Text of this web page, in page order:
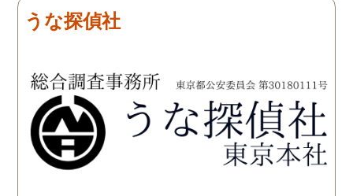
言えないですが、それでも
少しでも低く抑えるアドバ
た。 調査も私の望む結果を
得るべく、尽力して頂き、
密に連絡をいただきなが
ら、丁寧に対応してくださ
いました。 おかげで、とて
謝しております。 私と
何かありましたらご相談
せて頂きたいと思います
うな探偵社